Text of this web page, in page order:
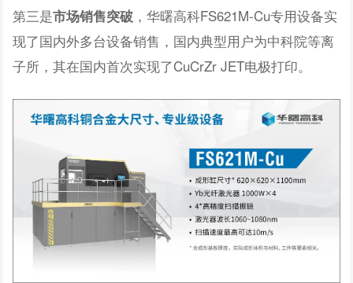
第三是市场销售突破 ，华曙高科FS621M-Cu专用设备实
现了国内外多台设备销售，国内典型用户为中科院等离
子所，其在国内首次实现了CuCrZr JET电极打印。